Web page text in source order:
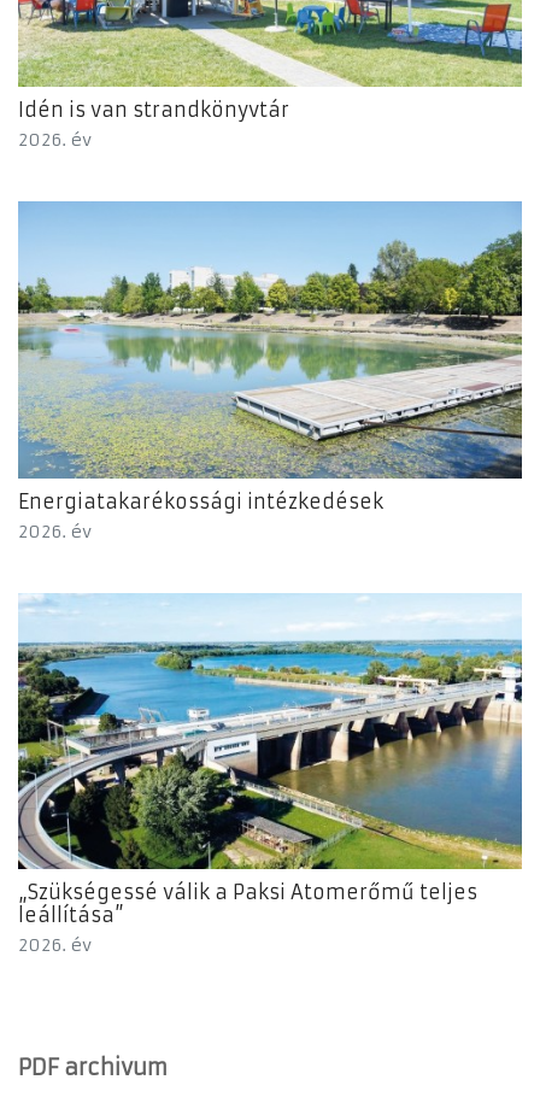
Idén is van strandkönyvtár
2026. év
Energiatakarékossági intézkedések
2026. év
„Szükségessé válik a Paksi Atomerőmű teljes
leállítása”
2026. év
PDF archivum